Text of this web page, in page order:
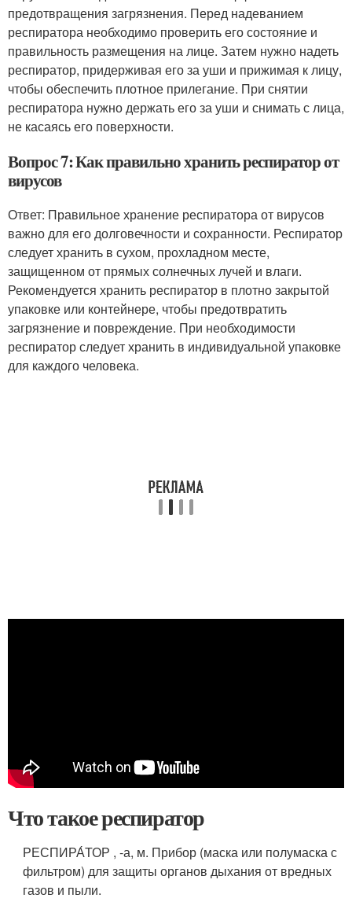
предотвращения загрязнения. Перед надеванием
респиратора необходимо проверить его состояние и
правильность размещения на лице. Затем нужно надеть
респиратор, придерживая его за уши и прижимая к лицу,
чтобы обеспечить плотное прилегание. При снятии
респиратора нужно держать его за уши и снимать с лица,
не касаясь его поверхности.
Вопрос 7: Как правильно хранить респиратор от
вирусов
Ответ: Правильное хранение респиратора от вирусов
важно для его долговечности и сохранности. Респиратор
следует хранить в сухом, прохладном месте,
защищенном от прямых солнечных лучей и влаги.
Рекомендуется хранить респиратор в плотно закрытой
упаковке или контейнере, чтобы предотвратить
загрязнение и повреждение. При необходимости
респиратор следует хранить в индивидуальной упаковке
для каждого человека.
Что такое респиратор
РЕСПИРА́ТОР , -а, м. Прибор (маска или полумаска с
фильтром) для защиты органов дыхания от вредных
газов и пыли.